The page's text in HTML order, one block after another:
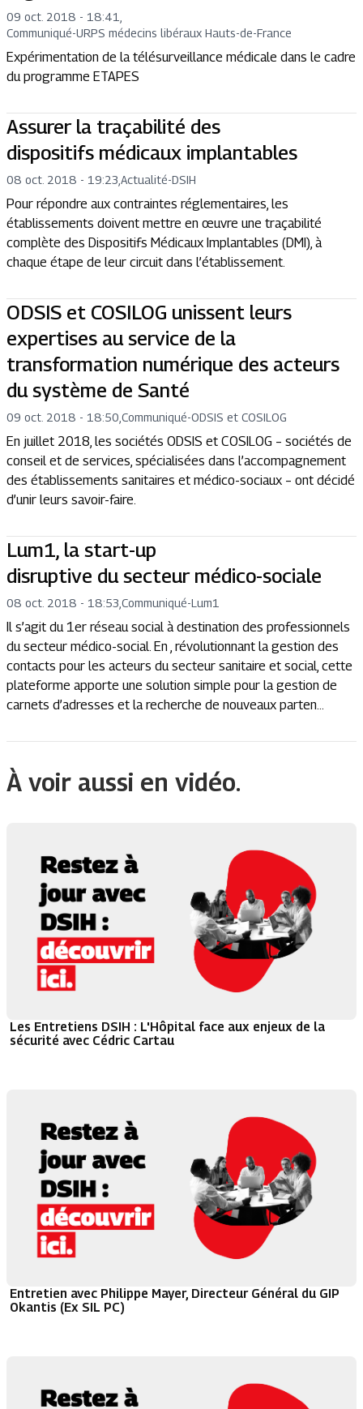
09 oct. 2018 - 18:41
Communiqué-URPS médecins libéraux Hauts-de-France
Expérimentation de la télésurveillance médicale dans le cadre
du programme ETAPES
Assurer la traçabilité des
dispositifs médicaux implantables
08 oct. 2018 - 19:23 Actualité-DSIH
Pour répondre aux contraintes réglementaires, les
établissements doivent mettre en œuvre une traçabilité
complète des Dispositifs Médicaux Implantables (DMI), à
chaque étape de leur circuit dans l’établissement.
ODSIS et COSILOG unissent leurs
expertises au service de la
transformation numérique des acteurs
du système de Santé
09 oct. 2018 - 18:50 Communiqué-ODSIS et COSILOG
En juillet 2018, les sociétés ODSIS et COSILOG – sociétés de
conseil et de services, spécialisées dans l’accompagnement
des établissements sanitaires et médico-sociaux – ont décidé
d’unir leurs savoir-faire.
Lum1, la start-up
disruptive du secteur médico-sociale
08 oct. 2018 - 18:53 Communiqué-Lum1
Il s’agit du 1er réseau social à destination des professionnels
du secteur médico-social. En , révolutionnant la gestion des
contacts pour les acteurs du secteur sanitaire et social, cette
plateforme apporte une solution simple pour la gestion de
carnets d’adresses et la recherche de nouveaux parten...
À voir aussi en vidéo.
Les Entretiens DSIH : L'Hôpital face aux enjeux de la
sécurité avec Cédric Cartau
Entretien avec Philippe Mayer, Directeur Général du GIP
Okantis (Ex SIL PC)